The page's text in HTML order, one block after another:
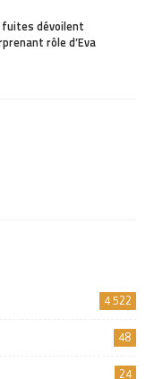
dévoilent
rôle d’Eva
4 522
48
24